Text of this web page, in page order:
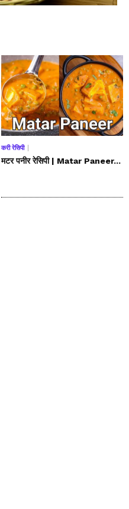
करी रेसिपी
मटर पनीर रेसिपी | Matar Paneer...